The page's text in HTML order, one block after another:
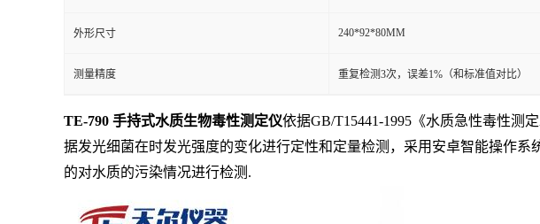
外形尺寸 240*92*80MM
测量精度 重复检测3次，误差1%（和标准值对比）
TE-790 手持式水质生物毒性测定仪依据GB/T15441-1995《水质急性毒性测
据发光细菌在时发光强度的变化进行定性和定量检测 ， 采用 安卓智能操作系
的对水质的污染情况进行检测 .